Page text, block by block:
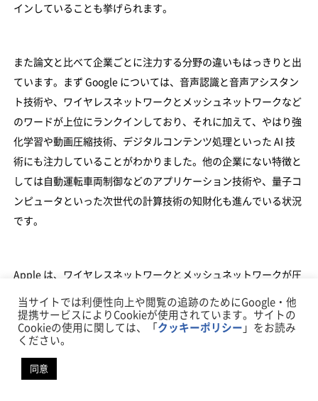
インしていることも挙げられます。
また論文と比べて企業ごとに注力する分野の違いもはっきりと出
ています。まず Google については、音声認識と音声アシスタン
ト技術や、ワイヤレスネットワークとメッシュネットワークなど
のワードが上位にランクインしており、それに加えて、やはり強
化学習や動画圧縮技術、デジタルコンテンツ処理といった AI 技
術にも注力していることがわかりました。他の企業にない特徴と
しては自動運転車両制御などのアプリケーション技術や、量子コ
ンピュータといった次世代の計算技術の知財化も進んでいる状況
です。
Apple は、ワイヤレスネットワークとメッシュネットワークが圧
倒的に多いということがわかりました。次いで仮想化技術・ XR
技術とインターフェースがランクインしています。 Apple の特許
出願についてはデバイスやユーザーインターフェースに関する技
Watch での健康管理が有名です。ではヘルスケア系はどうなのか
当サイトでは利便性向上や閲覧の追跡のためにGoogle・他
提携サービスによりCookieが使用されています。サイトの
Cookieの使用に関しては、「 クッキーポリシー 」をお読み
ください。
同意